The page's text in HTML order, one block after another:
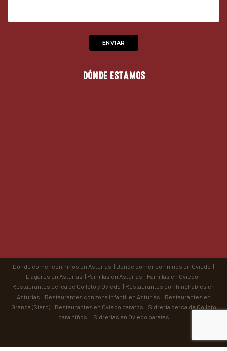
DÓNDE ESTAMOS
Dónde comer con niños en Asturias | Dónde comer con niños en Oviedo |
Llagares en Asturias | Parrillas en Asturias | Parrillas en Oviedo |
Restaurantes cerca de Colloto y Oviedo | Restaurantes con hinchables en
Asturias | Restaurantes con zona infantil en Asturias | Restaurantes en
Granda (Siero) | Restaurantes en Oviedo baratos | Sidrería cerca de Colloto
para niños | Sidrerías en Oviedo baratas